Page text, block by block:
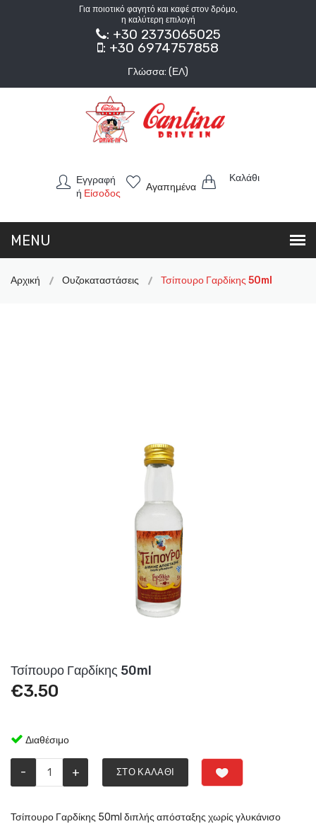
Για ποιοτικό φαγητό και καφέ στον δρόμο,
η καλύτερη επιλογή
: +30 2373065025
: +30 6974757858
Γλώσσα: (ΕΛ)
Εγγραφή
ή Είσοδος
Αγαπημένα
Καλάθι
Αρχική Ουζοκαταστάσεις Τσίπουρο Γαρδίκης 50ml
Τσίπουρο Γαρδίκης 50ml
€3.50
Διαθέσιμο
- + ΣΤΟ ΚΑΛΆΘΙ
Τσίπουρο Γαρδίκης 50ml διπλής απόσταξης χωρίς γλυκάνισο